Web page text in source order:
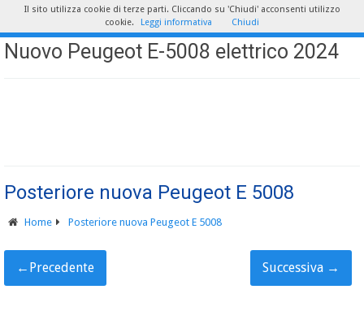
Nuovo Peugeot E-5008 elettrico 2024
Posteriore nuova Peugeot E 5008
Home Posteriore nuova Peugeot E 5008
← Precedente Successiva →
Il sito utilizza cookie di terze parti. Cliccando su 'Chiudi' acconsenti utilizzo
cookie.
Leggi informativa Chiudi